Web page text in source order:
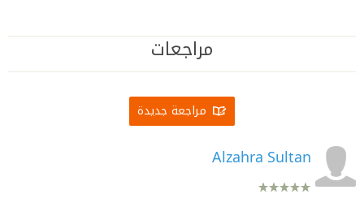
مراجعات
مراجعة جديدة
Alzahra Sultan